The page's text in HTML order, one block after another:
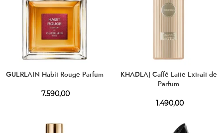
GUERLAIN Habit Rouge Parfum
7.590,00
KHADLAJ Caffé Latte Extrait de
Parfum
1.490,00